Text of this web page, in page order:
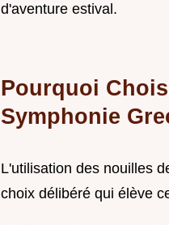
d'aventure estival.
Pourquoi
Symphonie
L'utilisation des nouilles
choix délibéré qui élève